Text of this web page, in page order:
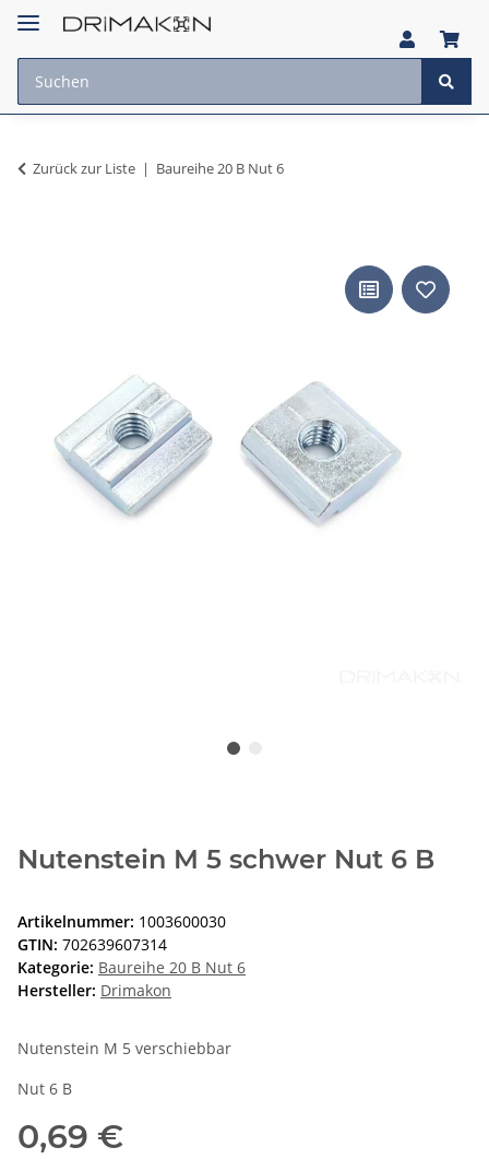
Zurück zur Liste Baureihe 20 B Nut 6
Nutenstein M 5 schwer Nut 6 B
Artikelnummer: 1003600030
GTIN: 702639607314
Kategorie: Baureihe 20 B Nut 6
Hersteller: Drimakon
Nutenstein M 5 verschiebbar
Nut 6 B
0,69 €